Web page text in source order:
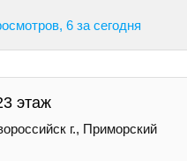
6 за сегодня
этаж
г., Приморский